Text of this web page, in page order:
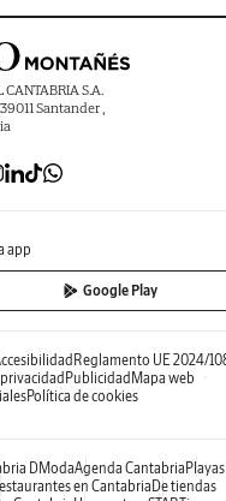
S.A.
Santander ,
app
Google Play
Reglamento UE 2024/
PublicidadMapa web
Política de cookies
DModaAgenda CantabriaPlayas
en CantabriaDe tiendas